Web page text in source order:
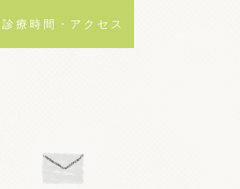
診療時間・アクセス